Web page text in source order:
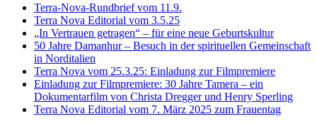
Terra-Nova-Rundbrief vom 11.9.
Terra Nova Editorial vom 3.5.25
„In Vertrauen getragen“ – für eine neue Geburtskultur
50 Jahre Damanhur – Besuch in der spirituellen Gemeinschaft
in Norditalien
Terra Nova vom 25.3.25: Einladung zur Filmpremiere
Einladung zur Filmpremiere: 30 Jahre Tamera – ein
Dokumentarfilm von Christa Dregger und Henry Sperling
Terra Nova Editorial vom 7. März 2025 zum Frauentag